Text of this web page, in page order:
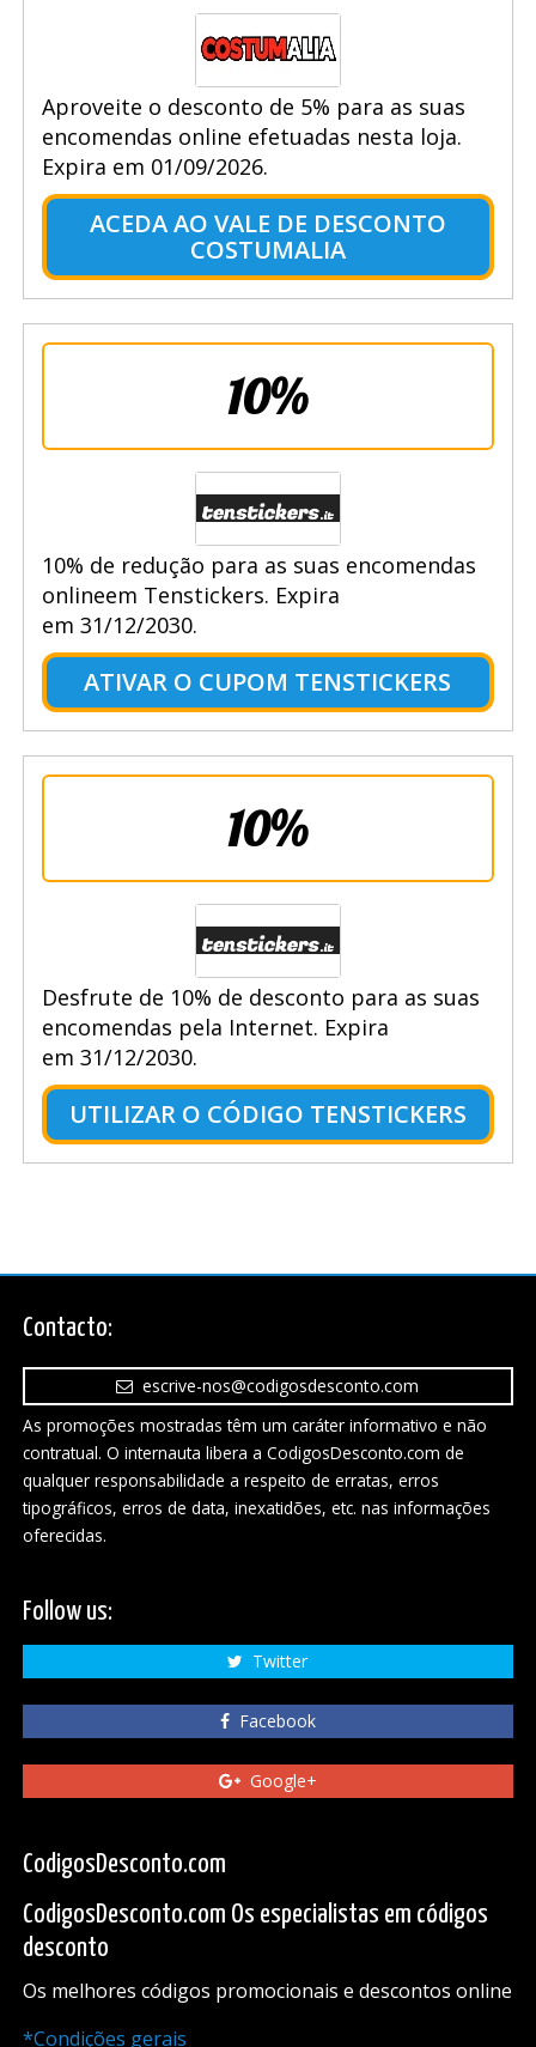
Aproveite o desconto de 5% para as suas
encomendas online efetuadas nesta loja.
Expira em 01/09/2026.
ACEDA AO VALE DE DESCONTO
COSTUMALIA
10%
10% de redução para as suas encomendas
onlineem Tenstickers. Expira
em 31/12/2030.
ATIVAR O CUPOM TENSTICKERS
10%
Desfrute de 10% de desconto para as suas
encomendas pela Internet. Expira
em 31/12/2030.
UTILIZAR O CÓDIGO TENSTICKERS
Contacto:
escrive-nos@codigosdesconto.com
As promoções mostradas têm um caráter informativo e não
contratual. O internauta libera a CodigosDesconto.com de
qualquer responsabilidade a respeito de erratas, erros
tipográficos, erros de data, inexatidões, etc. nas informações
oferecidas.
Follow us:
Twitter
Facebook
Google+
CodigosDesconto.com
CodigosDesconto.com Os especialistas em códigos
desconto
Os melhores códigos promocionais e descontos online
*Condições gerais